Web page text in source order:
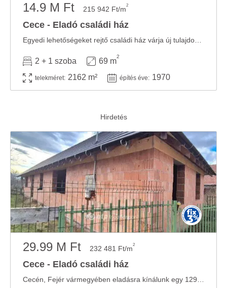
14.9 M Ft 215 942 Ft/m2
Cece - Eladó családi ház
2 + 1 szoba 69 m
2
telekméret: 2162 m² építés éve: 1970
29.99 M Ft 232 481 Ft/m2
Cece - Eladó családi ház